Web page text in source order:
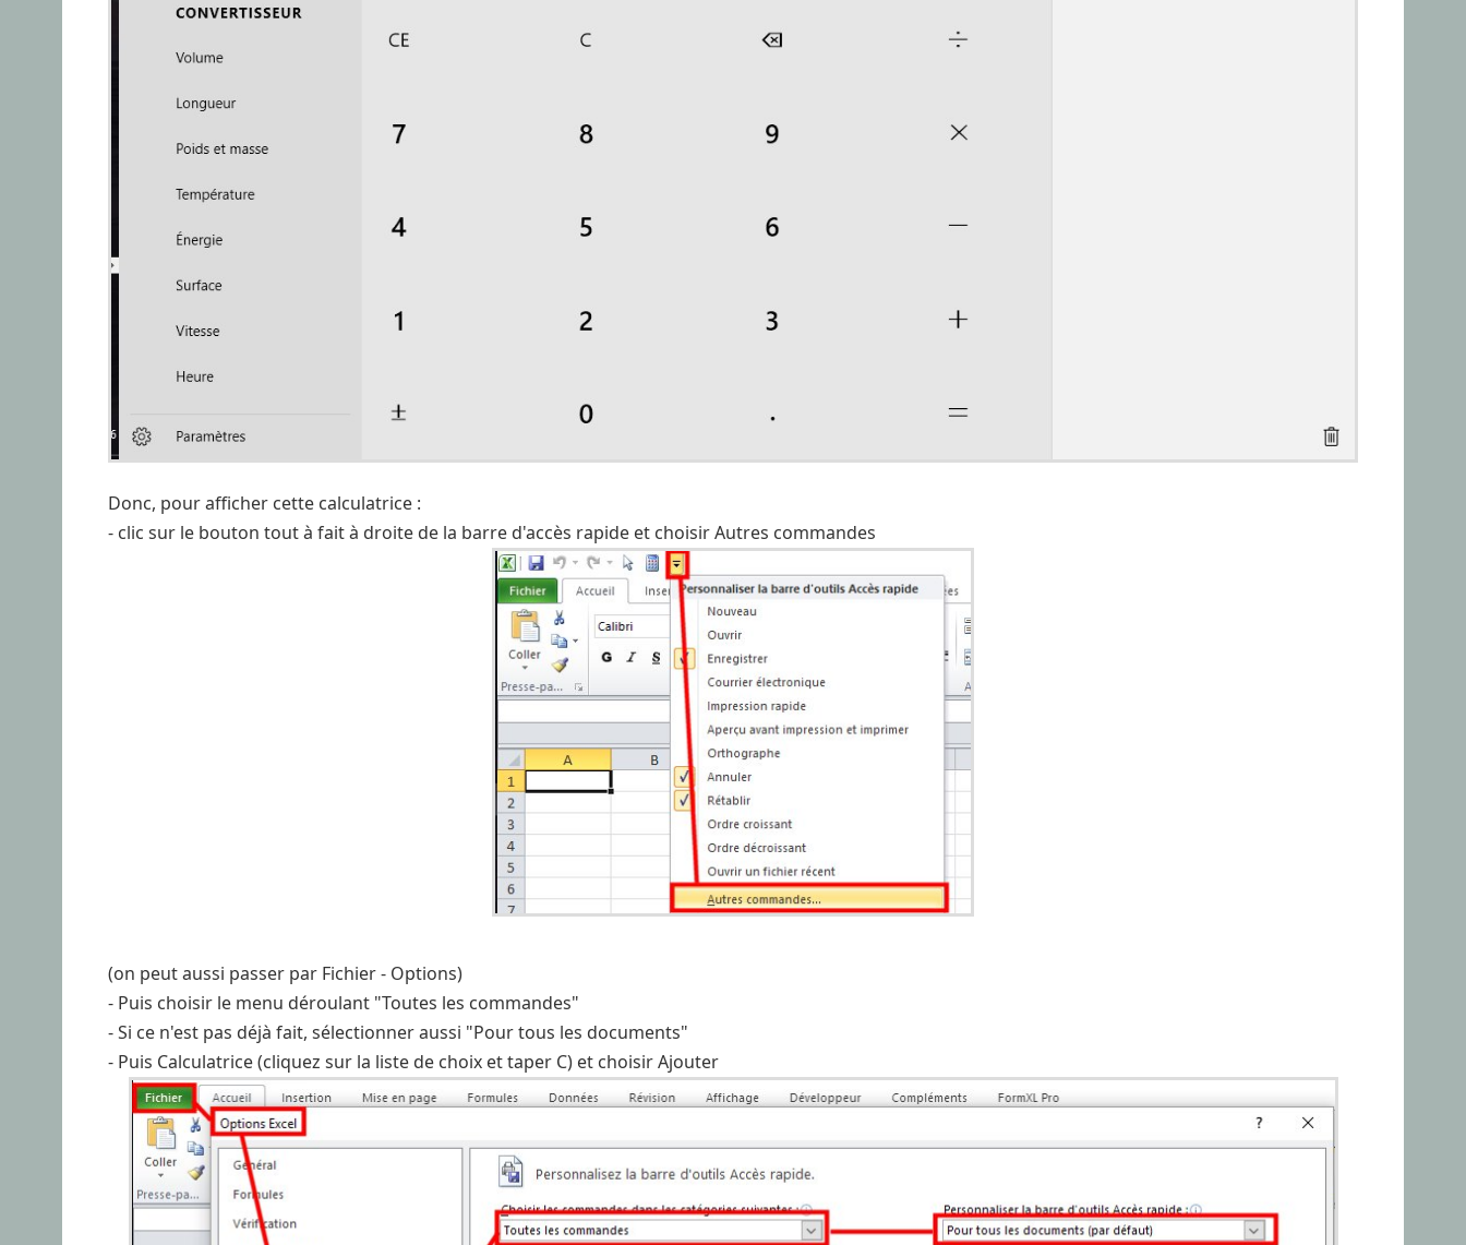
Donc, pour afficher cette calculatrice :
- clic sur le bouton tout à fait à droite de la barre d'accès rapide et choisir Autres commandes
(on peut aussi passer par Fichier - Options)
- Puis choisir le menu déroulant "Toutes les commandes"
- Si ce n'est pas déjà fait, sélectionner aussi "Pour tous les documents"
- Puis Calculatrice (cliquez sur la liste de choix et taper C) et choisir Ajouter